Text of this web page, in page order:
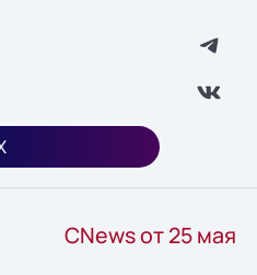
CNews от 25 мая